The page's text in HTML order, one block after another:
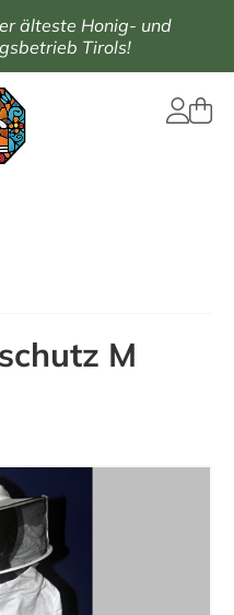
älteste Honig- und
Tirols!
M